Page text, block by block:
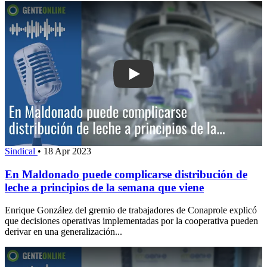
Play: En Maldonado puede
Sindical • 18 Apr 2023
En Maldonado puede complicarse distribución de
leche a principios de la semana que viene
Enrique González del gremio de trabajadores de Conaprole explicó
que decisiones operativas implementadas por la cooperativa pueden
derivar en una generalización...